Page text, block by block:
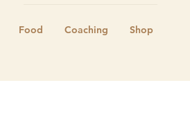
Food Coaching Shop